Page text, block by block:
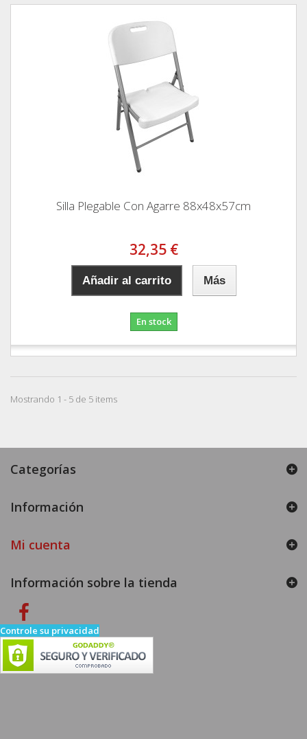
Silla Plegable Con Agarre 88x48x57cm
32,35 €
Añadir al carrito Más
En stock
Mostrando 1 - 5 de 5 items
Categorías
Información
Mi cuenta
Información sobre la tienda
Controle su privacidad